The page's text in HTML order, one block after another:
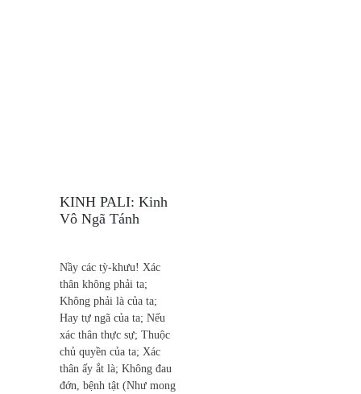
KINH PALI: Kinh
Vô Ngã Tánh
Nầy các tỳ-khưu! Xác
thân không phải ta;
Không phải là của ta;
Hay tự ngã của ta; Nếu
xác thân thực sự; Thuộc
chủ quyền của ta; Xác
thân ấy ắt là; Không đau
đớn, bệnh tật (Như mong